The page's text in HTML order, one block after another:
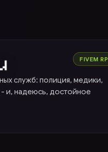
FIVEM RP
служб: полиция, медики,
и, надеюсь, достойное